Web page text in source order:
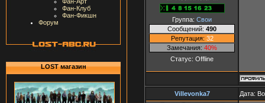
Фан-Клуб
Фан-Фикшн
Форум
LOST магазин
Группа: Свои
Сообщений: 490
Репутация: 32
Замечания: 40%
Статус: Offline
Villevonka7 Дата: